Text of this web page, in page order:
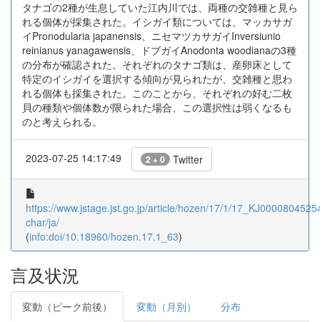
タナゴの2種が生息していた江内川では、両種の交雑種と見ら
れる個体が採集された。イシガイ類については、マッカサガ
イPronodularia japanensis、ニセマツカサガイInversiunio
reinianus yanagawensis、ドブガイAnodonta woodianaの3種
の分布が確認された。それぞれのタナゴ類は、産卵床として
特定のイシガイを選択する傾向が見られたが、交雑種と思わ
れる個体も採集された。このことから、それぞれの好む二枚
貝の種類や個体数が限られた場合、この選択性は弱くなるも
のと考えられる。
2023-07-25 14:17:49 2 + 0 Twitter
https://www.jstage.jst.go.jp/article/hozen/17/1/
char/ja/
(info:doi/10.18960/hozen.17.1_63)
言及状況
変動（ピーク前後） 変動（月別） 分布